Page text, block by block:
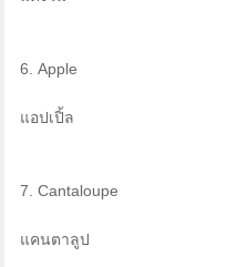
6. Apple
แอปเปิ้ล
7. Cantaloupe
แคนตาลูป